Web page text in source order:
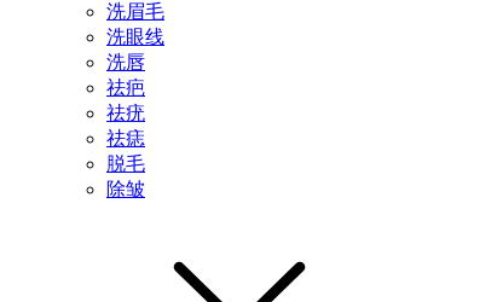
洗眉毛
洗眼线
洗唇
祛疤
祛疣
祛痣
脱毛
除皱